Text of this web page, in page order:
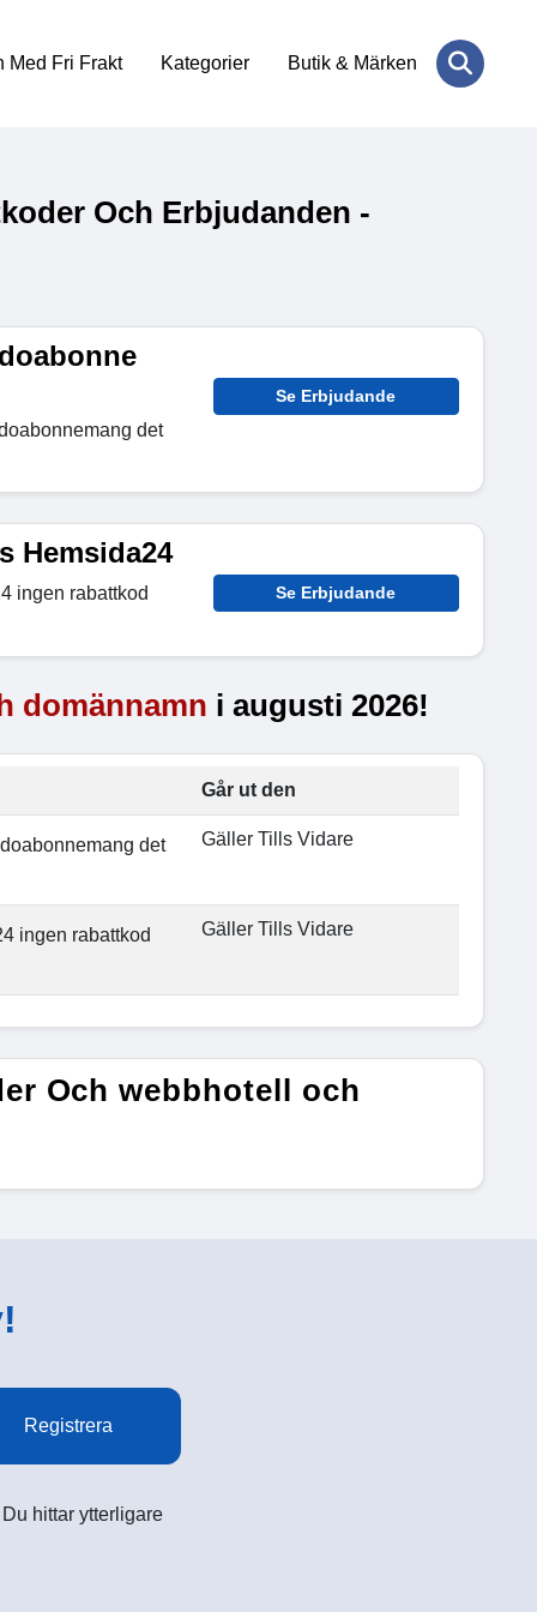
Med Fri Frakt Kategorier Butik & Märken
Och Erbjudanden -
det
Se Erbjudande
Hemsida24
ingen rabattkod Se Erbjudande
domännamn i augusti 2026!
Går ut den
det Gäller Tills Vidare
ingen rabattkod Gäller Tills Vidare
Och webbhotell och
Registrera
hittar ytterligare